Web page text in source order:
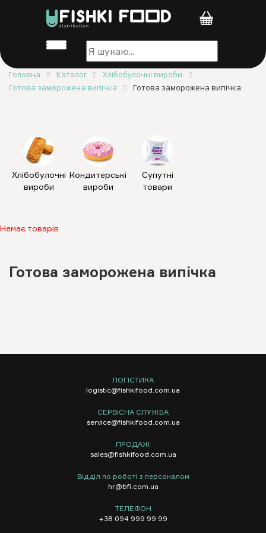
Головна Каталог
Хлібобулочні вироби
Готова заморожена випічка
Готова заморожена випічка
Хлібобулочні
вироби
Кондитерські
вироби
Супутні
товари
Немає товарів
Готова заморожена випічка
ЛОГІСТИКА
logistic@fishkifood.com.ua
СЕРВІСНА СЛУЖБА
service@fishkifood.com.ua
ПРОДАЖ
sales@fishkifood.com.ua
Відділ по роботі з персоналом
hr@bfi.com.ua
ТЕЛЕФОН
+38 094 999 99 99